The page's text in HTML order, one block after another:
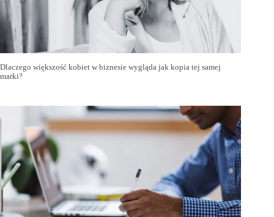
Dlaczego większość kobiet w biznesie wygląda jak kopia tej samej
marki?